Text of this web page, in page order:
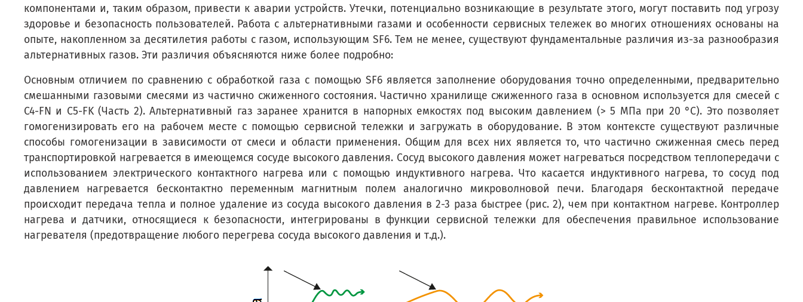
компонентами и, таким образом, привести к аварии устройств. Утечки, потенциально возникающие в результате этого, могут поставить под угрозу
здоровье и безопасность пользователей. Работа с альтернативными газами и особенности сервисных тележек во многих отношениях основаны на
опыте, накопленном за десятилетия работы с газом, использующим SF6. Тем не менее, существуют фундаментальные различия из-за разнообразия
альтернативных газов. Эти различия объясняются ниже более подробно:
Основным отличием по сравнению с обработкой газа с помощью SF6 является заполнение оборудования точно определенными, предварительно
смешанными газовыми смесями из частично сжиженного состояния. Частично хранилище сжиженного газа в основном используется для смесей с
C4-FN и C5-FK (Часть 2). Альтернативный газ заранее хранится в напорных емкостях под высоким давлением (> 5 МПа при 20 °C). Это позволяет
гомогенизировать его на рабочем месте с помощью сервисной тележки и загружать в оборудование. В этом контексте существуют различные
способы гомогенизации в зависимости от смеси и области применения. Общим для всех них является то, что частично сжиженная смесь перед
транспортировкой нагревается в имеющемся сосуде высокого давления. Сосуд высокого давления может нагреваться посредством теплопередачи с
использованием электрического контактного нагрева или с помощью индуктивного нагрева. Что касается индуктивного нагрева, то сосуд под
давлением нагревается бесконтактно переменным магнитным полем аналогично микроволновой печи. Благодаря бесконтактной передаче
происходит передача тепла и полное удаление из сосуда высокого давления в 2-3 раза быстрее (рис. 2), чем при контактном нагреве. Контроллер
нагрева и датчики, относящиеся к безопасности, интегрированы в функции сервисной тележки для обеспечения правильное использование
нагревателя (предотвращение любого перегрева сосуда высокого давления и т.д.).